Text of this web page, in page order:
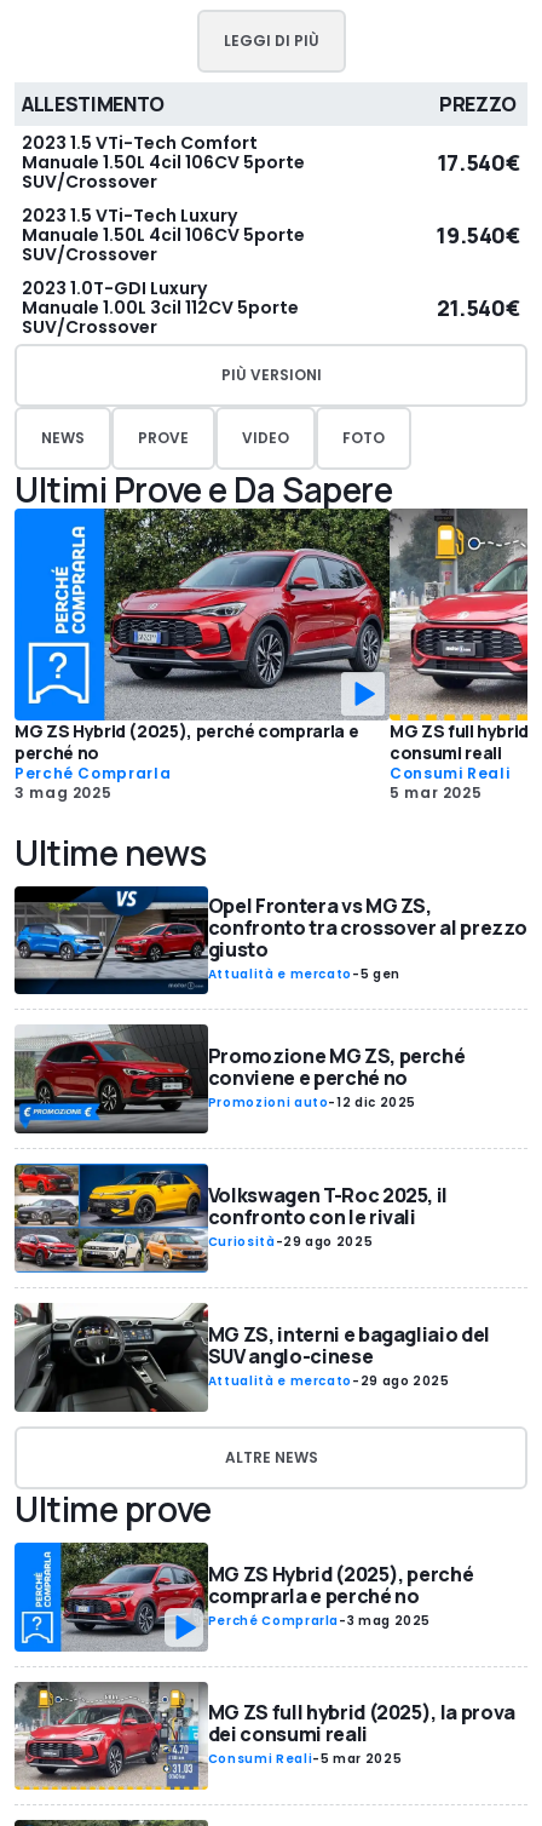
LEGGI DI PIÙ
ALLESTIMENTO PREZZO
2023 1.5 VTi-Tech Comfort
Manuale 1.50L 4cil 106CV 5porte
SUV/Crossover
17.540€
2023 1.5 VTi-Tech Luxury
Manuale 1.50L 4cil 106CV 5porte
SUV/Crossover
19.540€
2023 1.0T-GDI Luxury
Manuale 1.00L 3cil 112CV 5porte
SUV/Crossover
21.540€
PIÙ VERSIONI
NEWS PROVE VIDEO FOTO
Ultimi Prove e Da Sapere
MG ZS Hybrid (2025), perché comprarla e
perché no
Perché Comprarla
3 mag 2025
MG ZS full hybrid
consumi reali
Consumi Reali
5 mar 2025
Ultime news
Opel Frontera vs MG ZS,
confronto tra crossover al prezzo
giusto
Attualità e mercato -5 gen
Promozione MG ZS, perché
conviene e perché no
Promozioni auto-12 dic 2025
Volkswagen T-Roc 2025, il
confronto con le rivali
Curiosità-29 ago 2025
MG ZS, interni e bagagliaio del
SUV anglo-cinese
Attualità e mercato - 29 ago 2025
ALTRE NEWS
Ultime prove
MG ZS Hybrid (2025), perché
comprarla e perché no
Perché Comprarla-3 mag 2025
MG ZS full hybrid (2025), la prova
dei consumi reali
Consumi Reali-5 mar 2025